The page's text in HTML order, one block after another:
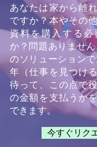
あなたは家から離
ですか？本やその
資料を購入する
か？問題ありませ
のソリューション
年（仕事を見つけ
待って、この点で
の金額を支払うか
できます。
今すぐリク